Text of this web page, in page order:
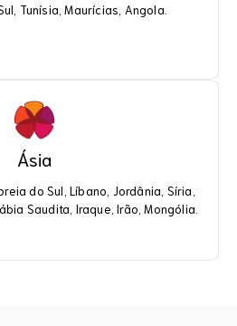
Tunísia, Maurícias, Angola.
do Sul, Tunísia, Angola.
Ásia
do Sul, Líbano, Jordânia, Síria,
Saudita, Iraque, Irão, Mongólia.
Asia
do Sul, Líbano, Jordânia, Síria,
Saudita, Iraque, Irão, Mongólia.